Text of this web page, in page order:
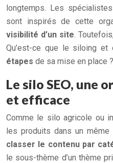
longtemps. Les
sont inspirés de cette
visibilité d’un site. Toutefois,
Qu’est-ce que le siloing et
étapes de sa mise en place
Le silo SEO, une
et efficace
Comme le silo agricole ou
les produits dans un
classer le contenu par
le sous-thème d’un thème